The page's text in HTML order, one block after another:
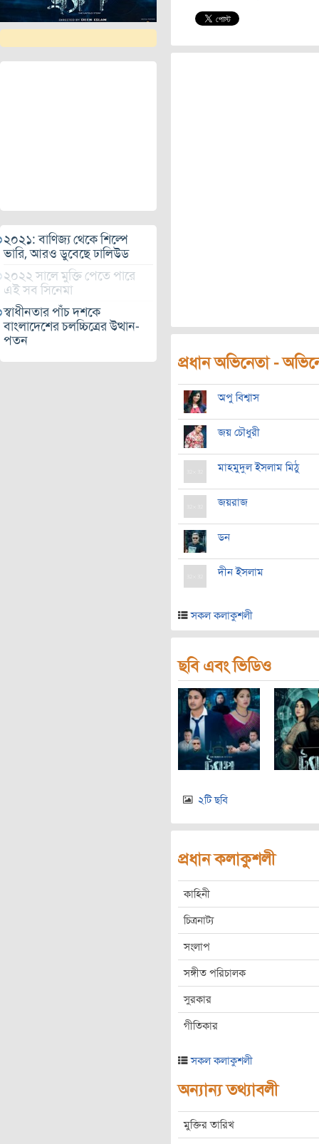
২০২১: বাণিজ্য থেকে শিল্পে
ভারি, আরও ডুবেছে ঢালিউড
২০২২ সালে মুক্তি পেতে পারে
এই সব সিনেমা
স্বাধীনতার পাঁচ দশকে
বাংলাদেশের চলচ্চিত্রের উত্থান-
পতন
প্রধান অভিনেতা -
অপু বিশ্বাস
জয় চৌধুরী
মাহমুদুল ইসলাম মিঠু
জয়রাজ
ডন
দীন ইসলাম
সকল কলাকুশলী
ছবি এবং ভিডিও
২টি ছবি
প্রধান কলাকুশলী
কাহিনী
চিত্রনাট্য
সংলাপ
সঙ্গীত পরিচালক
সুরকার
গীতিকার
সকল কলাকুশলী
অন্যান্য তথ্যাবলী
মুক্তির তারিখ